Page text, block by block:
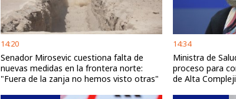
14:20
Senador Mirosevic cuestiona falta de
nuevas medidas en la frontera norte:
"Fuera de la zanja no hemos visto otras"
14:34
Ministra de
proceso para
de Alta